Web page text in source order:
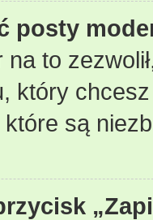
posty
to
który
są